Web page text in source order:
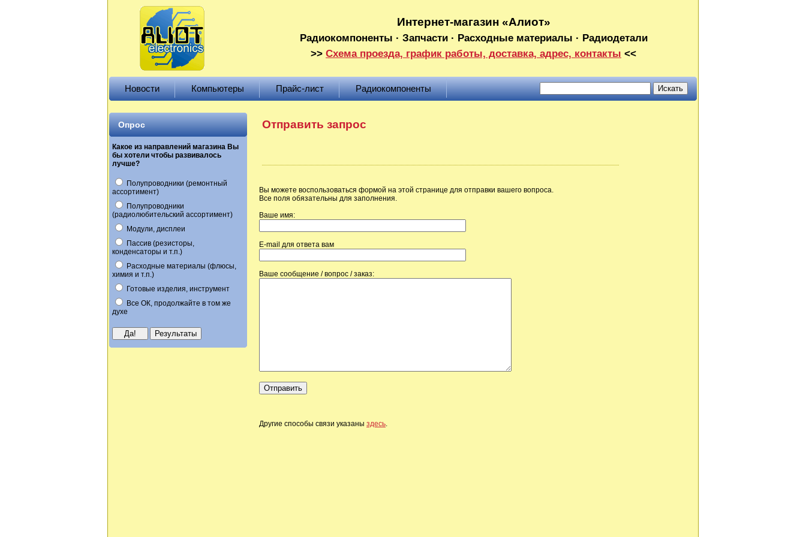
Интернет-магазин «Алиот»
Радиокомпоненты · Запчасти · Расходные материалы · Радиодетали
>> Схема проезда, график работы, доставка, адрес, контакты <<
Новости Компьютеры Прайс-лист Радиокомпоненты
Опрос
Какое из направлений магазина Вы
бы хотели чтобы развивалось
лучше?
Полупроводники (ремонтный
ассортимент)
Полупроводники
(радиолюбительский ассортимент)
Модули, дисплеи
Пассив (резисторы,
конденсаторы и т.п.)
Расходные материалы (флюсы,
химия и т.п.)
Готовые изделия, инструмент
Все ОК, продолжайте в том же
духе
Отправить запрос
Вы можете воспользоваться формой на этой странице для отправки вашего вопроса.
Все поля обязательны для заполнения.
Ваше имя:
E-mail для ответа вам
Ваше сообщение / вопрос / заказ:
Другие способы связи указаны здесь.